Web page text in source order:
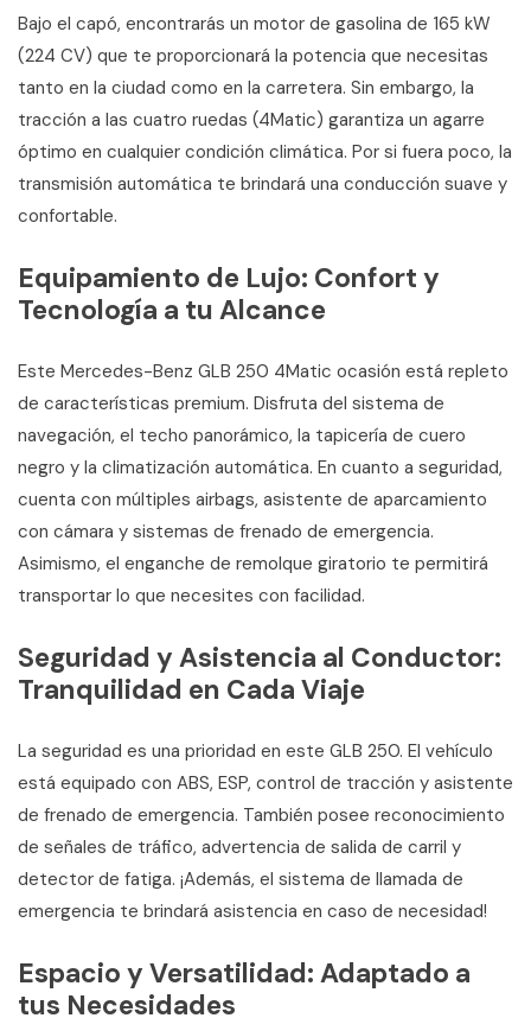
Bajo el capó, encontrarás un motor de gasolina de 165 kW
(224 CV) que te proporcionará la potencia que necesitas
tanto en la ciudad como en la carretera. Sin embargo, la
tracción a las cuatro ruedas (4Matic) garantiza un agarre
óptimo en cualquier condición climática. Por si fuera poco, la
transmisión automática te brindará una conducción suave y
confortable.
Equipamiento de Lujo: Confort y
Tecnología a tu Alcance
Este Mercedes-Benz GLB 250 4Matic ocasión está repleto
de características premium. Disfruta del sistema de
navegación, el techo panorámico, la tapicería de cuero
negro y la climatización automática. En cuanto a seguridad,
cuenta con múltiples airbags, asistente de aparcamiento
con cámara y sistemas de frenado de emergencia.
Asimismo, el enganche de remolque giratorio te permitirá
transportar lo que necesites con facilidad.
Seguridad y Asistencia al Conductor:
Tranquilidad en Cada Viaje
La seguridad es una prioridad en este GLB 250. El vehículo
está equipado con ABS, ESP, control de tracción y asistente
de frenado de emergencia. También posee reconocimiento
de señales de tráfico, advertencia de salida de carril y
detector de fatiga. ¡Además, el sistema de llamada de
emergencia te brindará asistencia en caso de necesidad!
Espacio y Versatilidad: Adaptado a
tus Necesidades